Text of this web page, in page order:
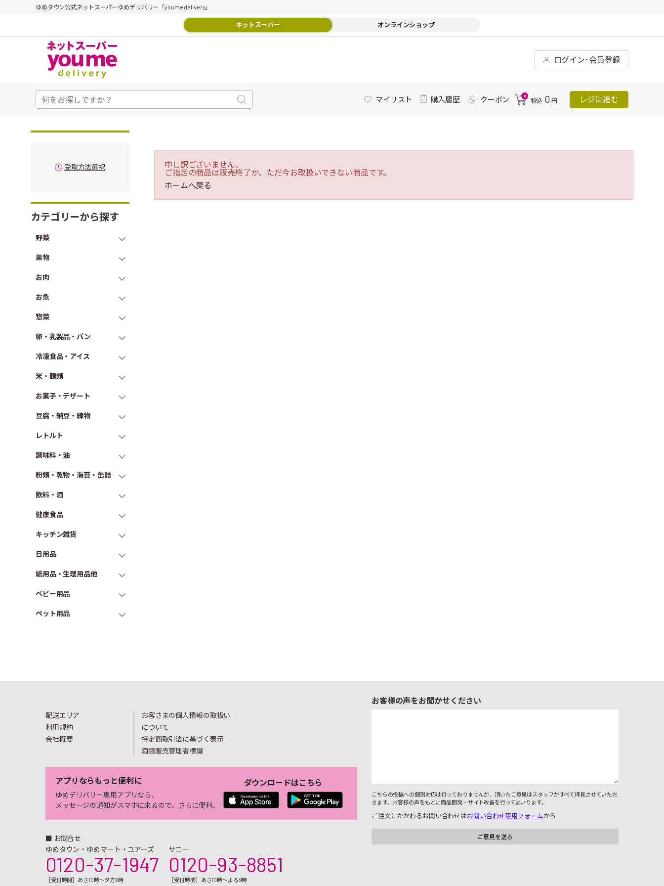
ゆめタウン公式ネットスーパーゆめデリバリー「youme delivery」
ネットスーパー オンラインショップ
ログイン･会員登録
マイリスト 購入履歴 クーポン 0
税込 0 円 レジに進む
受取方法選択
カテゴリーから探す
野菜
果物
お肉
お魚
惣菜
卵・乳製品・パン
冷凍食品・アイス
米・麺類
お菓子・デザート
豆腐・納豆・練物
レトルト
調味料・油
粉類・乾物・海苔・缶詰
飲料・酒
健康食品
キッチン雑貨
日用品
紙用品・生理用品他
ベビー用品
ペット用品
申し訳ございません。
ご指定の商品は販売終了か、ただ今お取扱いできない商品です。
ホームへ戻る
配送エリア
利用規約
会社概要
お客さまの個人情報の取扱い
について
特定商取引法に基づく表示
酒類販売管理者標識
アプリならもっと便利に
ゆめデリバリー専用アプリなら、
メッセージの通知がスマホに来るので、さらに便利。
ダウンロードはこちら
■ お問合せ
ゆめタウン・ゆめマート・ユアーズ
0120-37-1947
［受付時間］あさ10時～夕方6時
サニー
0120-93-8851
［受付時間］あさ10時～よる9時
お客様の声をお聞かせください
こちらの投稿への個別対応は行っておりませんが、頂いたご意見はスタッフがすべて拝見させていただ
きます。お客様の声をもとに商品開発・サイト改善を行ってまいります。
ご注文にかかわるお問い合わせはお問い合わせ専用フォームから